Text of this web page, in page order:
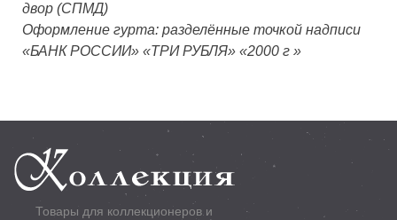
двор (СПМД)
Оформление гурта: разделённые точкой надписи
«БАНК РОССИИ» «ТРИ РУБЛЯ» «2000 г »
Товары для коллекционеров и